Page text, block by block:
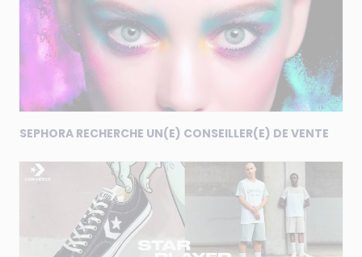
SEPHORA RECHERCHE UN(E) CONSEILLER(E) DE VENTE